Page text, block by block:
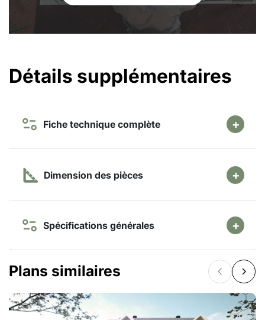
Détails supplémentaires
Fiche technique complète
Dimension des pièces
Spécifications générales
Plans similaires